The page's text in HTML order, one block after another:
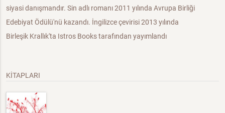
siyasi danışmandır. Sin adlı romanı 2011 yılında Avrupa Birliği
Edebiyat Ödülü'nü kazandı. İngilizce çevirisi 2013 yılında
Birleşik Krallık'ta Istros Books tarafından yayımlandı
KİTAPLARI